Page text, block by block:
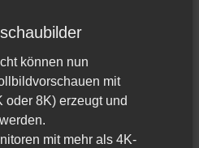
können nun
mit
oder 8K) erzeugt und
mit mehr als 4K-